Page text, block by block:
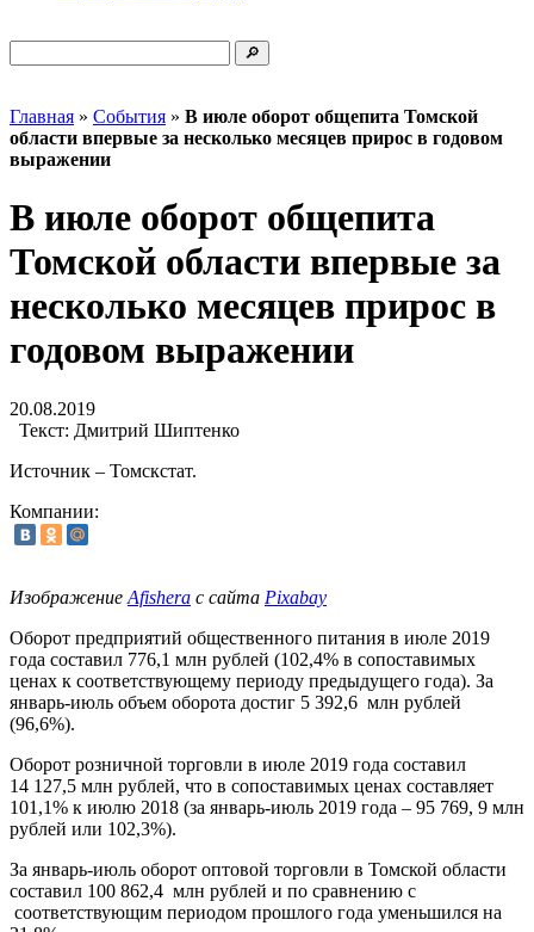
Главная » События » В июле оборот общепита Томской
области впервые за несколько месяцев прирос в годовом
выражении
В июле оборот общепита
Томской области впервые за
несколько месяцев прирос в
годовом выражении
20.08.2019
Текст: Дмитрий Шиптенко
Источник – Томскстат.
Компании:
Изображение Afishera с сайта Pixabay
Оборот предприятий общественного питания в июле 2019
года составил 776,1 млн рублей (102,4% в сопоставимых
ценах к соответствующему периоду предыдущего года). За
январь-июль объем оборота достиг 5 392,6 млн рублей
(96,6%).
Оборот розничной торговли в июле 2019 года составил
14 127,5 млн рублей, что в сопоставимых ценах составляет
101,1% к июлю 2018 (за январь-июль 2019 года – 95 769, 9 млн
рублей или 102,3%).
За январь-июль оборот оптовой торговли в Томской области
составил 100 862,4 млн рублей и по сравнению с
соответствующим периодом прошлого года уменьшился на